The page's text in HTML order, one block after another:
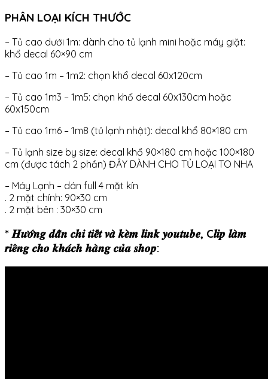
PHÂN LOẠI KÍCH THƯỚC
– Tủ cao dưới 1m: dành cho tủ lạnh mini hoặc máy giặt:
khổ decal 60×90 cm
– Tủ cao 1m – 1m2: chọn khổ decal 60x120cm
– Tủ cao 1m3 – 1m5: chọn khổ decal 60x130cm hoặc
60x150cm
– Tủ cao 1m6 – 1m8 (tủ lạnh nhật): decal khổ 80×180 cm
– Tủ lạnh size by size: decal khổ 90×180 cm hoặc 100×180
cm (được tách 2 phần) ĐÂY DÀNH CHO TỦ LOẠI TO NHA
– Máy Lạnh – dán full 4 mặt kín
. 2 mặt chính: 90×30 cm
. 2 mặt bên : 30×30 cm
* 𝑯𝒖̛𝒐̛́𝒏𝒈 𝒅𝒂̂̃𝒏 𝒄𝒉𝒊 𝒕𝒊𝒆̂́𝒕 𝒗𝒂̀ 𝒌𝒆̀𝒎 𝒍𝒊𝒏𝒌 𝒚𝒐𝒖𝒕𝒖𝒃𝒆, C𝒍𝒊𝒑 𝒍𝒂̀𝒎
𝒓𝒊𝒆̂𝒏𝒈 𝒄𝒉𝒐 𝒌𝒉𝒂́𝒄𝒉 𝒉𝒂̀𝒏𝒈 𝒄𝒖̉𝒂 𝒔𝒉𝒐𝒑: